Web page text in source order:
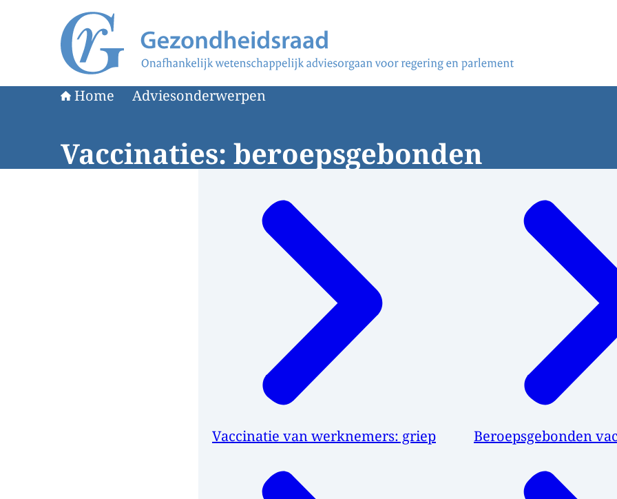
Naar de homepage van Gezondheidsraad
Home Adviesonderwerpen
Vaccinaties: beroepsgebonden
Vaccinatie van werknemers: griep Beroepsgebonden